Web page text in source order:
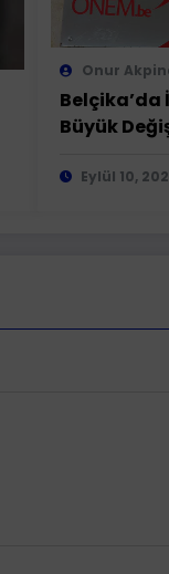
Onur
Belçika’da
Büyük
Eylül 10,